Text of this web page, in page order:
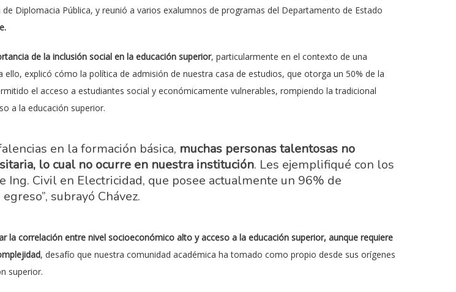
Diplomacia Pública, y reunió a varios exalumnos de programas del Departamento de Estado
de la inclusión social en la educación superior, particularmente en el contexto de una
ello, explicó cómo la política de admisión de nuestra casa de estudios, que otorga un 50% de la
el acceso a estudiantes social y económicamente vulnerables, rompiendo la tradicional
a la educación superior.
en la formación básica, muchas personas talentosas no
lo cual no ocurre en nuestra institución. Les ejemplifiqué con los
Ing. Civil en Electricidad, que posee actualmente un 96% de
subrayó Chávez.
la correlación entre nivel socioeconómico alto y acceso a la educación superior, aunque requiere
, desafío que nuestra comunidad académica ha tomado como propio desde sus orígenes
superior.